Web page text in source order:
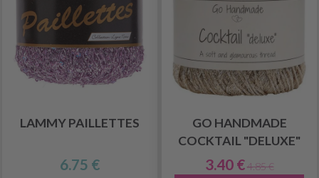
LAMMY PAILLETTES
6.75 €
GO HANDMADE
COCKTAIL "DELUXE"
3.40 € 4.85 €